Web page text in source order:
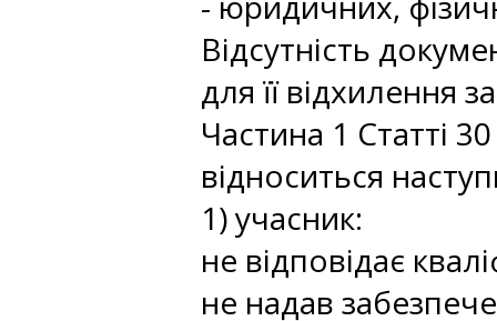
Відсутність
для її відхилення
Частина 1 Статті
відноситься
1) учасник:
не відповідає
не надав